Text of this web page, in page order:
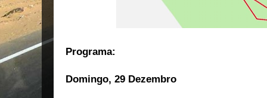
Programa:
Domingo, 29 Dezembro